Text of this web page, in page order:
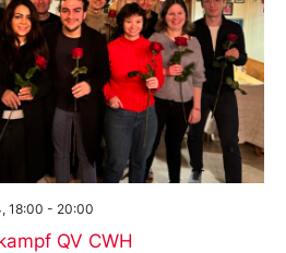
QV CWH
18:00 - 20:00